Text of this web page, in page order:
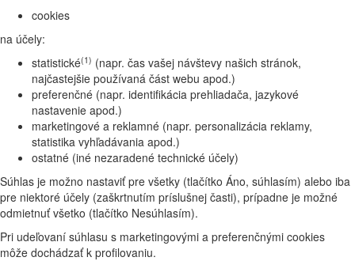
cookies
na účely:
statistické(1) (napr. čas vašej návštevy našich stránok,
najčastejšie používaná část webu apod.)
preferenčné (napr. identifikácia prehliadača, jazykové
nastavenie apod.)
marketingové a reklamné (napr. personalizácia reklamy,
statistika vyhľadávania apod.)
ostatné (iné nezaradené technické účely)
Súhlas je možno nastaviť pre všetky (tlačítko Áno, súhlasím) alebo iba
pre niektoré účely (zaškrtnutím príslušnej časti), prípadne je možné
odmietnuť všetko (tlačítko Nesúhlasím).
Pri udeľovaní súhlasu s marketingovými a preferenčnými cookies
môže dochádzať k profilovaniu.